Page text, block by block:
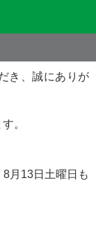
き、誠にありが
。
月13日土曜日も